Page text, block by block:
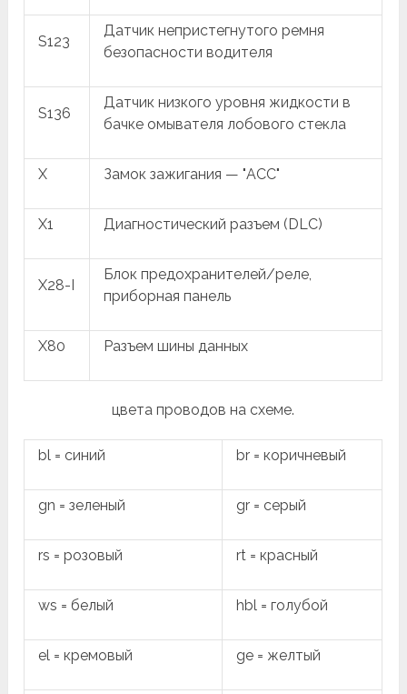
S123
Датчик непристегнутого ремня
безопасности водителя
S136
Датчик низкого уровня жидкости в
бачке омывателя лобового стекла
X Замок зажигания — "ACC"
X1 Диагностический разъем (DLC)
X28-I
Блок предохранителей/реле,
приборная панель
X80 Разъем шины данных
цвета проводов на схеме.
bl = синий br = коричневый
gn = зеленый gr = серый
rs = розовый rt = красный
ws = белый hbl = голубой
el = кремовый ge = желтый